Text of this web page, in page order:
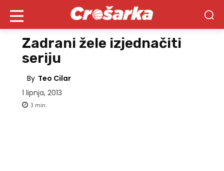
Zadrani žele izjednačiti
seriju
By Teo Cilar
1 lipnja, 2013
3 min.